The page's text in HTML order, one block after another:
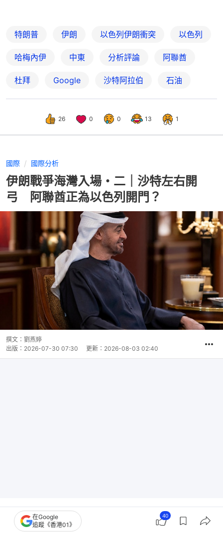
特朗普 伊朗 以色列伊朗衝突 以色列
哈梅內伊 中東 分析評論 阿聯酋
杜拜 Google 沙特阿拉伯 石油
26 0 0 13 1
國際 國際分析
伊朗戰爭海灣入場・二｜沙特左右開
弓 阿聯酋正為以色列開門？
撰文： 劉燕婷
出版： 2026-07-30 07:30 更新： 2026-08-03 02:40
2月伊朗戰爭爆發至今，海灣動態已經有了巨大變
在Google
追蹤《香港01》
40